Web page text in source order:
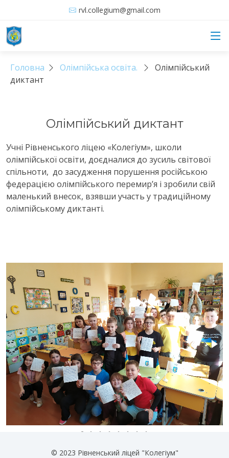
rvl.collegium@gmail.com
Головна Олімпійська освіта.
Олімпійський
диктант
Олімпійський диктант
Учні Рівненського ліцею «Колегіум», школи
олімпійської освіти, доєдналися до зусиль світової
спільноти, до засудження порушення російською
федерацією олімпійського перемир’я і зробили свій
маленький внесок, взявши участь у традиційному
олімпійському диктанті.
© 2023 Рівненський ліцей "Колегіум"